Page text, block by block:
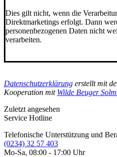
Dies gilt nicht, wenn die
Direktmarketings erfolgt. Dann
personenbezogenen Daten nicht
verarbeiten.
Datenschutzerklärung erstellt mit
Kooperation mit Wilde Beuger
Zuletzt angesehen
Service Hotline
Telefonische Unterstützung und
(0234) 32 57 403
Mo-Sa, 08:00 - 17:00 Uhr